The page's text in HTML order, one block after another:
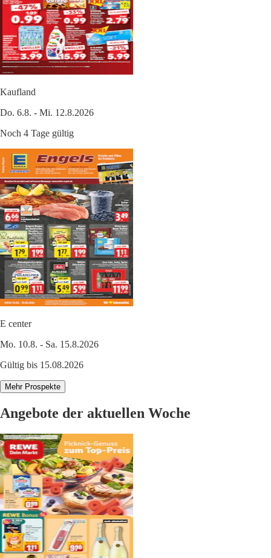
Kaufland
Do. 6.8. - Mi. 12.8.2026
Noch 4 Tage gültig
E center
Mo. 10.8. - Sa. 15.8.2026
Gültig bis 15.08.2026
Mehr Prospekte
Angebote der aktuellen Woche